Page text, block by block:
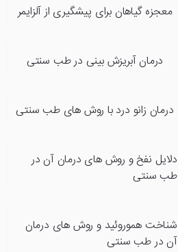
معجزه گیاهان برای پیشگیری از آلزایمر
درمان آبریزش بینی در طب سنتی
درمان زانو درد با روش های طب سنتی
دلایل نفخ و روش های درمان آن در
طب سنتی
شناخت هموروئید و روش های درمان
آن در طب سنتی